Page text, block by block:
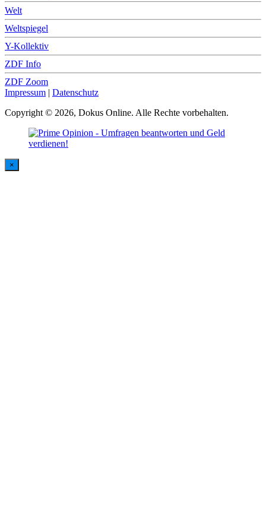
Welt
Weltspiegel
Y-Kollektiv
ZDF Info
ZDF Zoom
Impressum | Datenschutz
Copyright © 2026, Dokus Online. Alle Rechte vorbehalten.
×